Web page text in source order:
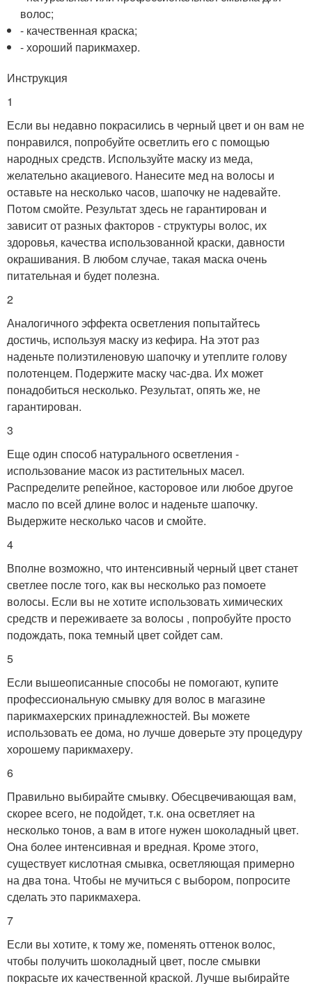
волос;
- качественная краска;
- хороший парикмахер.
Инструкция
1
Если вы недавно покрасились в черный цвет и он вам не
понравился, попробуйте осветлить его с помощью
народных средств. Используйте маску из меда,
желательно акациевого. Нанесите мед на волосы и
оставьте на несколько часов, шапочку не надевайте.
Потом смойте. Результат здесь не гарантирован и
зависит от разных факторов - структуры волос, их
здоровья, качества использованной краски, давности
окрашивания. В любом случае, такая маска очень
питательная и будет полезна.
2
Аналогичного эффекта осветления попытайтесь
достичь, используя маску из кефира. На этот раз
наденьте полиэтиленовую шапочку и утеплите голову
полотенцем. Подержите маску час-два. Их может
понадобиться несколько. Результат, опять же, не
гарантирован.
3
Еще один способ натурального осветления -
использование масок из растительных масел.
Распределите репейное, касторовое или любое другое
масло по всей длине волос и наденьте шапочку.
Выдержите несколько часов и смойте.
4
Вполне возможно, что интенсивный черный цвет станет
светлее после того, как вы несколько раз помоете
волосы. Если вы не хотите использовать химических
средств и переживаете за волосы , попробуйте просто
подождать, пока темный цвет сойдет сам.
5
Если вышеописанные способы не помогают, купите
профессиональную смывку для волос в магазине
парикмахерских принадлежностей. Вы можете
использовать ее дома, но лучше доверьте эту процедуру
хорошему парикмахеру.
6
Правильно выбирайте смывку. Обесцвечивающая вам,
скорее всего, не подойдет, т.к. она осветляет на
несколько тонов, а вам в итоге нужен шоколадный цвет.
Она более интенсивная и вредная. Кроме этого,
существует кислотная смывка, осветляющая примерно
на два тона. Чтобы не мучиться с выбором, попросите
сделать это парикмахера.
7
Если вы хотите, к тому же, поменять оттенок волос,
чтобы получить шоколадный цвет, после смывки
покрасьте их качественной краской. Лучше выбирайте